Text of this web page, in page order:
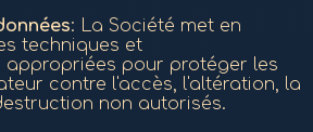
: La Société met en
techniques et
appropriées pour protéger les
contre l'accès, l'altération, la
non autorisés.